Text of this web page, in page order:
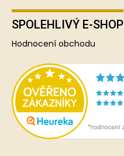
SPOLEHLIVÝ E-SHOP
Hodnocení obchodu